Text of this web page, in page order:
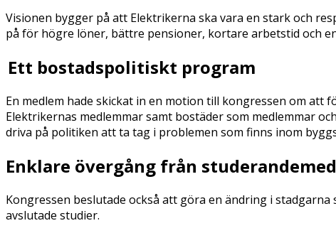
Visionen bygger på att Elektrikerna ska vara en stark och
på för högre löner, bättre pensioner, kortare arbetstid och
Ett bostadspolitiskt program
En medlem hade skickat in en motion till kongressen om
Elektrikernas medlemmar samt bostäder som medlemmar
driva på politiken att ta tag i problemen som finns inom
Enklare övergång från
Kongressen beslutade också att göra en ändring i
avslutade studier.